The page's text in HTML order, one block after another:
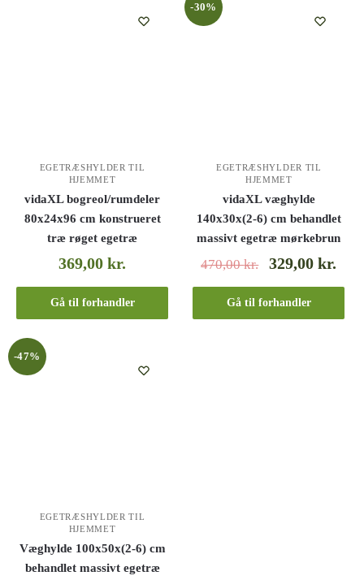
EGETRÆSHYLDER TIL
HJEMMET
vidaXL bogreol/rumdeler
80x24x96 cm konstrueret
træ røget egetræ
369,00kr.
Gå til forhandler
-30%
EGETRÆSHYLDER TIL
HJEMMET
vidaXL væghylde
140x30x(2-6) cm behandlet
massivt egetræ mørkebrun
470,00kr. 329,00kr.
Gå til forhandler
-47%
EGETRÆSHYLDER TIL
HJEMMET
Væghylde 100x50x(2-6) cm
behandlet massivt egetræ